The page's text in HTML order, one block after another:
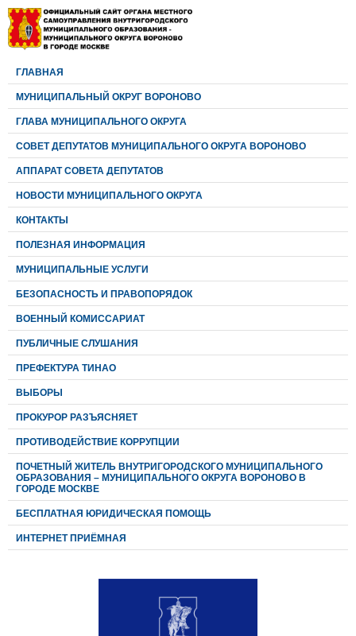
ГЛАВНАЯ
МУНИЦИПАЛЬНЫЙ ОКРУГ ВОРОНОВО
ГЛАВА МУНИЦИПАЛЬНОГО ОКРУГА
CОВЕТ ДЕПУТАТОВ МУНИЦИПАЛЬНОГО ОКРУГА ВОРОНОВО
АППАРАТ СОВЕТА ДЕПУТАТОВ
НОВОСТИ МУНИЦИПАЛЬНОГО ОКРУГА
КОНТАКТЫ
ПОЛЕЗНАЯ ИНФОРМАЦИЯ
МУНИЦИПАЛЬНЫЕ УСЛУГИ
БЕЗОПАСНОСТЬ И ПРАВОПОРЯДОК
ВОЕННЫЙ КОМИССАРИАТ
ПУБЛИЧНЫЕ СЛУШАНИЯ
ПРЕФЕКТУРА ТИНАО
ВЫБОРЫ
ПРОКУРОР РАЗЪЯСНЯЕТ
ПРОТИВОДЕЙСТВИЕ КОРРУПЦИИ
ПОЧЕТНЫЙ ЖИТЕЛЬ ВНУТРИГОРОДСКОГО МУНИЦИПАЛЬНОГО
ОБРАЗОВАНИЯ – МУНИЦИПАЛЬНОГО ОКРУГА ВОРОНОВО В
ГОРОДЕ МОСКВЕ
БЕСПЛАТНАЯ ЮРИДИЧЕСКАЯ ПОМОЩЬ
ИНТЕРНЕТ ПРИЁМНАЯ